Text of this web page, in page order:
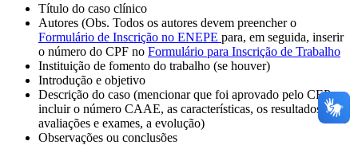
Título do caso clínico
Autores (Obs. Todos os autores devem preencher o
Formulário de Inscrição no ENEPE para, em seguida, inserir
o número do CPF no Formulário para Inscrição de Trabalho
Instituição de fomento do trabalho (se houver)
Introdução e objetivo
Descrição do caso (mencionar que foi aprovado pelo CEP e
incluir o número CAAE, as características, os resultados de
avaliações e exames, a evolução)
Observações ou conclusões